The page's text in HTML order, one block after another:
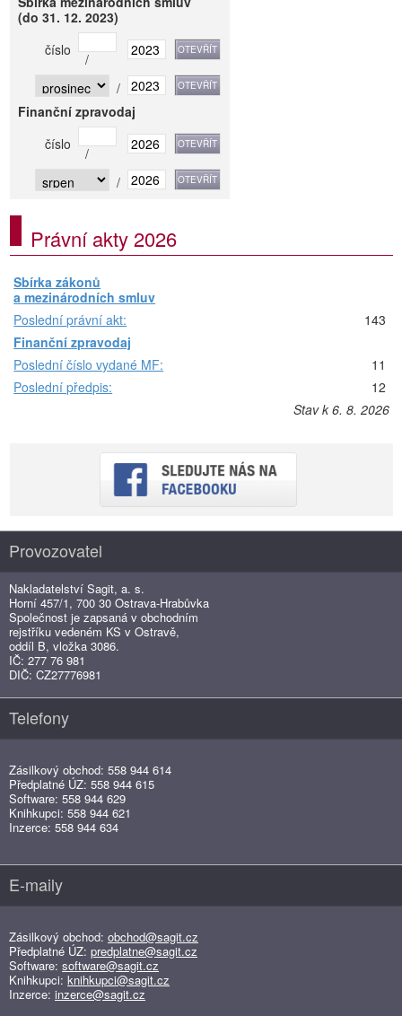
(do 31. 12. 2023)
číslo
/
/
Finanční zpravodaj
číslo
/
/
Právní akty 2026
Sbírka zákonů
a mezinárodních smluv
Poslední právní akt:
143
Finanční zpravodaj
Poslední číslo vydané MF:
11
Poslední předpis:
12
Stav k 6. 8. 2026
Provozovatel
Nakladatelství Sagit, a. s.
Horní 457/1, 700 30 Ostrava-Hrabůvka
Společnost je zapsaná v obchodním
rejstříku vedeném KS v Ostravě,
oddíl B, vložka 3086.
IČ: 277 76 981
DIČ: CZ27776981
Telefony
Zásilkový obchod: 558 944 614
Předplatné ÚZ: 558 944 615
Software: 558 944 629
Knihkupci: 558 944 621
Inzerce: 558 944 634
E-maily
Zásilkový obchod: obchod@sagit.cz
Předplatné ÚZ: predplatne@sagit.cz
Software: software@sagit.cz
Knihkupci: knihkupci@sagit.cz
Inzerce: inzerce@sagit.cz